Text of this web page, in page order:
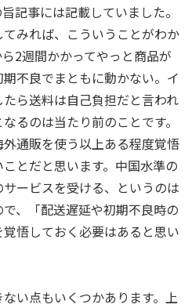
記事には記載していました。
みれば、こういうことがわか
2週間かかってやっと商品が
不良でまともに動かない。イ
ら送料は自己負担だと言われ
るのは当たり前のことです。
通販を使う以上ある程度覚悟
とだと思います。中国水準の
ービスを受ける、というのは
、「配送遅延や初期不良時の
悟しておく必要はあると思い
い点もいくつかあります。上